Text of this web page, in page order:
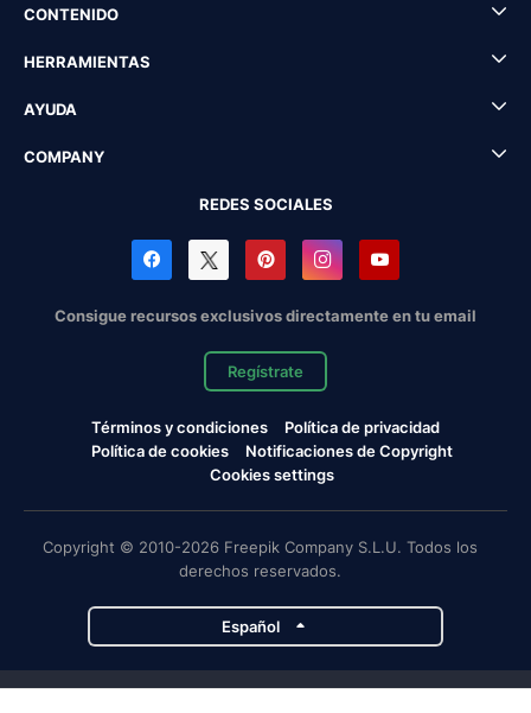
CONTENIDO
HERRAMIENTAS
AYUDA
COMPANY
REDES SOCIALES
Consigue recursos exclusivos directamente en tu email
Regístrate
Términos y condiciones
Política de privacidad
Política de cookies
Notificaciones de Copyright
Cookies settings
Copyright © 2010-2026 Freepik Company S.L.U. Todos los
derechos reservados.
Español